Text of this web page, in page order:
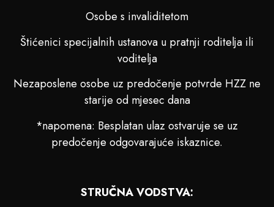
Osobe s invaliditetom
Štićenici specijalnih ustanova u pratnji roditelja ili
voditelja
Nezaposlene osobe uz predočenje potvrde HZZ ne
starije od mjesec dana
*napomena: Besplatan ulaz ostvaruje se uz
predočenje odgovarajuće iskaznice.
STRUČNA VODSTVA: